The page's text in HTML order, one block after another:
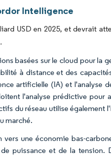
Intelligence
USD en 2025, et devrait
basées sur le cloud pour la
à distance et des
artificielle (IA) et l'analyse
l'analyse prédictive pour
du réseau utilise également
marché.
une économie bas-
puissance et de la tension.